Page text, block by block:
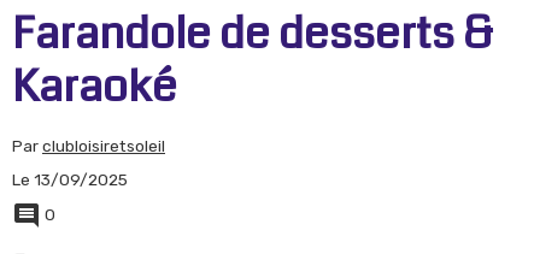
Farandole de desserts &
Karaoké
Parclubloisiretsoleil
Le 13/09/2025
0